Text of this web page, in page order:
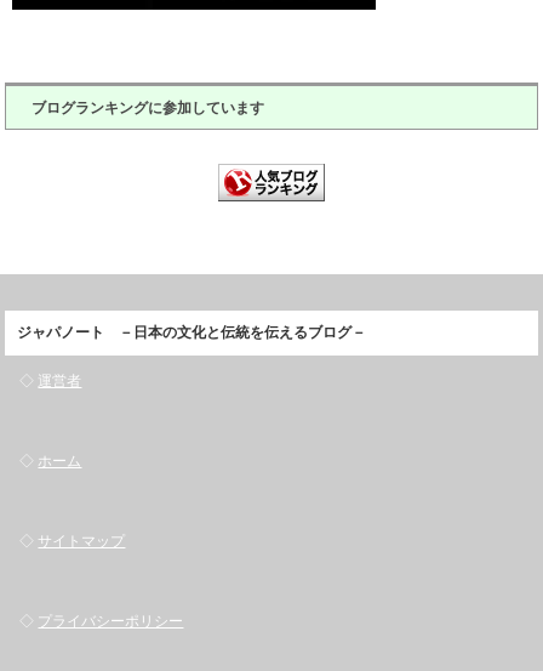
ブログランキングに参加しています
ジャパノート －日本の文化と伝統を伝えるブログ－
◇ 運営者
◇ ホーム
◇ サイトマップ
◇ プライバシーポリシー